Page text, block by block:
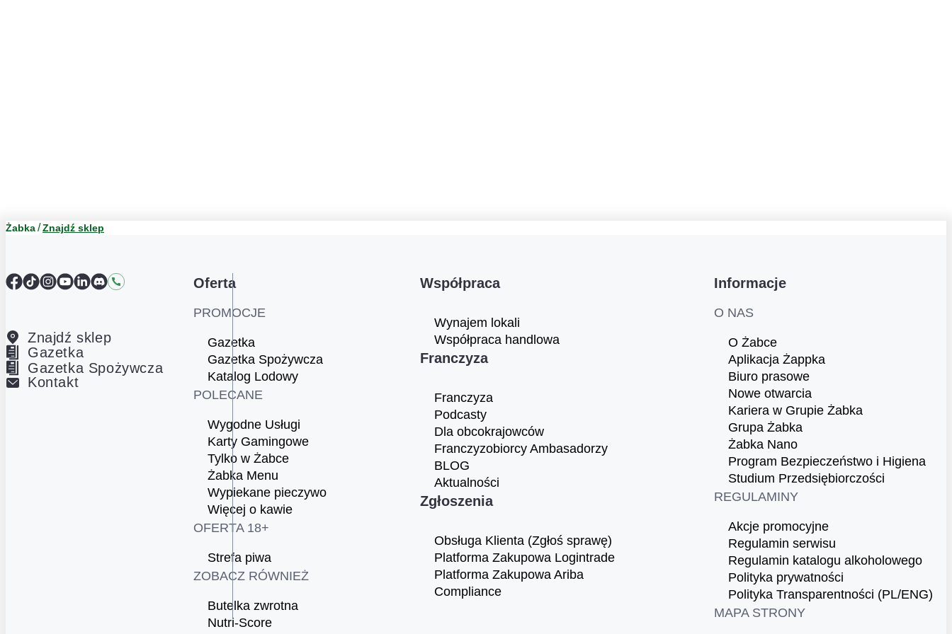
Żabka Znajdź sklep
Facebook
TikTokInstagram
YouTube
LinkedIn
DiscordKontakt
Znajdź sklep
Gazetka
Gazetka Spożywcza
Kontakt
Oferta
PROMOCJE
Gazetka
Gazetka Spożywcza
Katalog Lodowy
POLECANE
Wygodne Usługi
Karty Gamingowe
Tylko w Żabce
Żabka Menu
Wypiekane pieczywo
Więcej o kawie
OFERTA 18+
Strefa piwa
ZOBACZ RÓWNIEŻ
Butelka zwrotna
Nutri-Score
Współpraca
Wynajem lokali
Współpraca handlowa
Franczyza
Franczyza
Podcasty
Dla obcokrajowców
Franczyzobiorcy Ambasadorzy
BLOG
Aktualności
Zgłoszenia
Obsługa Klienta (Zgłoś sprawę)
Platforma Zakupowa Logintrade
Platforma Zakupowa Ariba
Compliance
Informacje
O NAS
O Żabce
Aplikacja Żappka
Biuro prasowe
Nowe otwarcia
Kariera w Grupie Żabka
Grupa Żabka
Żabka Nano
Program Bezpieczeństwo i Higiena
Studium Przedsiębiorczości
REGULAMINY
Akcje promocyjne
Regulamin serwisu
Regulamin katalogu alkoholowego
Polityka prywatności
Polityka Transparentności (PL/ENG)
MAPA STRONY